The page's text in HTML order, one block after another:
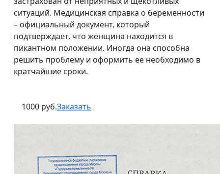
ситуаций. Медицинская справка о беременности
– официальный документ, который
подтверждает, что женщина находится в
пикантном положении. Иногда она способна
решить проблему и оформить ее необходимо в
кратчайшие сроки.
1000 руб.Заказать